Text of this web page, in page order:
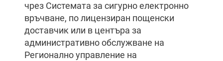
чрез Системата за сигурно електронно
връчване, по лицензиран пощенски
доставчик или в центъра за
административно обслужване на
Регионално управление на